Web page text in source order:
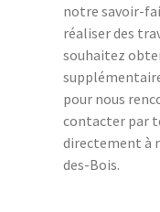
notre savoir-
réaliser des
souhaitez
pour nous
contacter par
directement à
des-Bois.